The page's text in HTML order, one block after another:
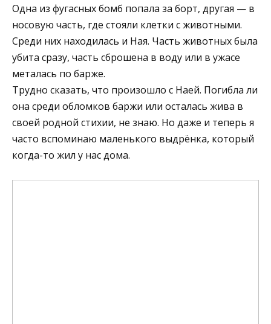
Одна из фугасных бомб попала за борт, другая — в
носовую часть, где стояли клетки с животными.
Среди них находилась и Ная. Часть животных была
убита сразу, часть сброшена в воду или в ужасе
металась по барже.
Трудно сказать, что произошло с Наей. Погибла ли
она среди обломков баржи или осталась жива в
своей родной стихии, не знаю. Но даже и теперь я
часто вспоминаю маленького выдрёнка, который
когда-то жил у нас дома.